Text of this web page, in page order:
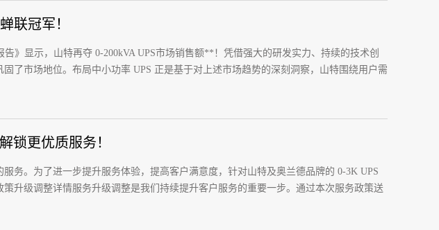
联冠军！
》显示，山特再夺 0-200kVA UPS市场销售额**！凭借强大的研发实力、持续的技术创
了市场地位。布局中小功率 UPS 正是基于对上述市场趋势的深刻洞察，山特围绕用户需
锁更优质服务！
务。为了进一步提升服务体验，提高客户满意度，针对山特及奥兰德品牌的 0-3K UPS
升级调整详情服务升级调整是我们持续提升客户服务的重要一步。通过本次服务政策送